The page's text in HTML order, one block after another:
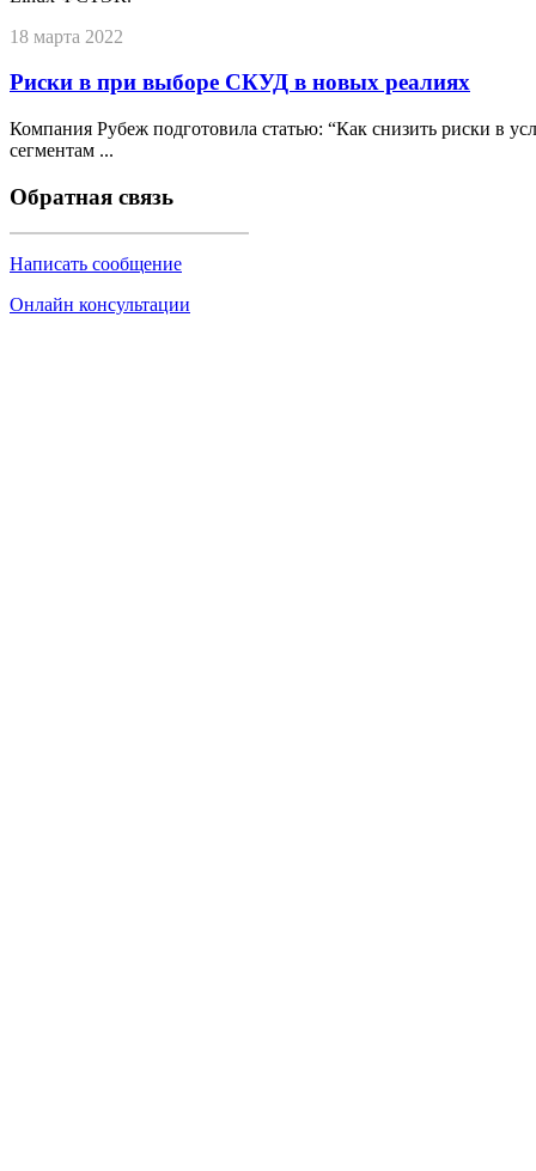
18 марта 2022
Риски в при выборе СКУД в новых реалиях
Компания Рубеж подготовила статью: “Как снизить риски в
сегментам ...
Обратная связь
Написать сообщение
Онлайн консультации